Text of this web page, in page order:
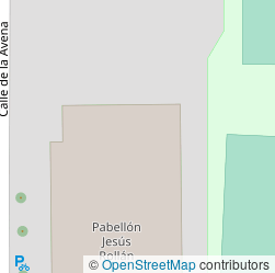
©OpenStreetMapcontributors